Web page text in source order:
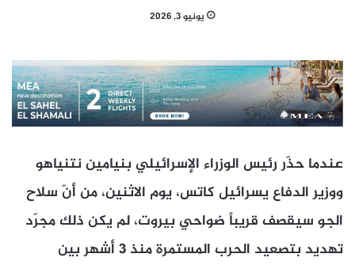
يونيو 3, 2026
عندما حذّر رئيس الوزراء الإسرائيلي بنيامين نتنياهو
ووزير الدفاع يسرائيل كاتس، يوم الاثنين، من أنّ سلاح
الجو سيقصف قريباً ضواحي بيروت، لم يكن ذلك مجرّد
تهديد بتصعيد الحرب المستمرة منذ 3 أشهر بين